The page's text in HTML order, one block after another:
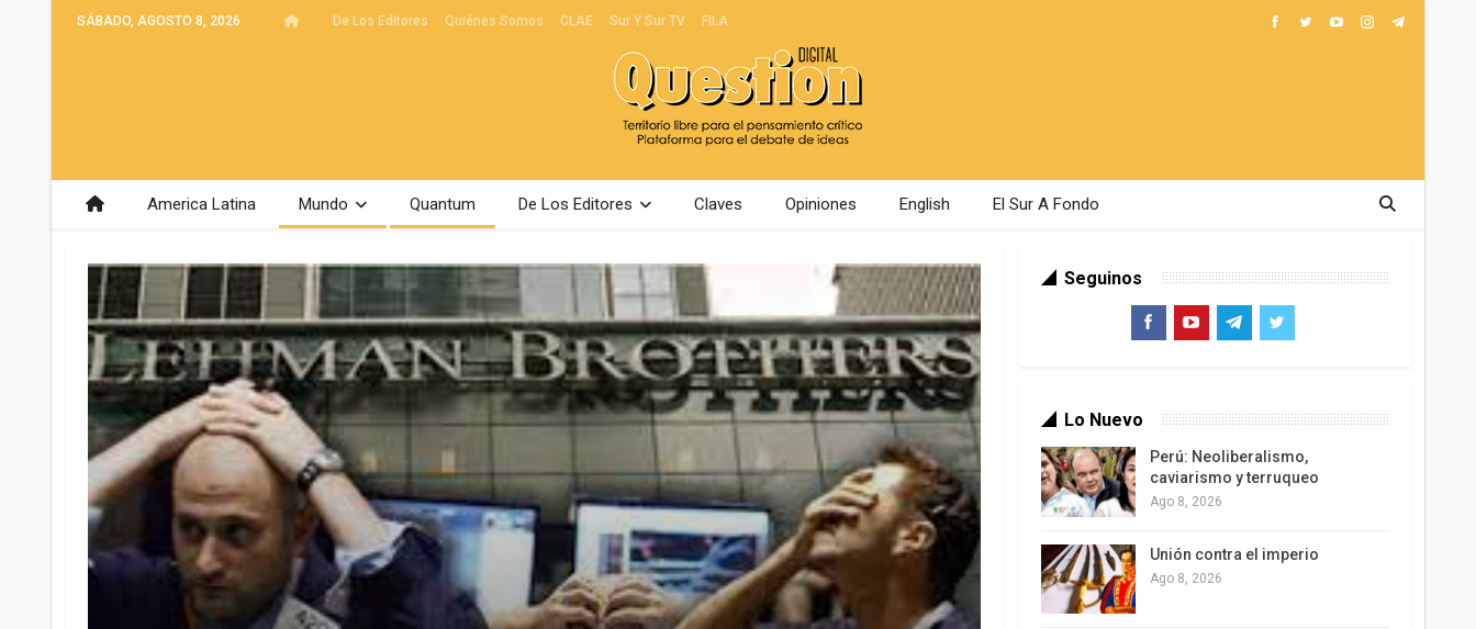
SÁBADO, AGOSTO 8, 2026 De Los Editores Quiénes Somos CLAE Sur Y Sur TV FILA
America Latina Mundo Quantum De Los Editores Claves Opiniones English El Sur A Fondo
Seguinos
Lo Nuevo
Perú: Neoliberalismo,
caviarismo y terruqueo
Ago 8, 2026
Unión contra el imperio
Ago 8, 2026